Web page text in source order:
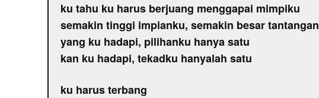
ku tahu ku harus berjuang menggapai mimpiku
semakin tinggi impianku, semakin besar tantangan
yang ku hadapi, pilihanku hanya satu
kan ku hadapi, tekadku hanyalah satu
ku harus terbang